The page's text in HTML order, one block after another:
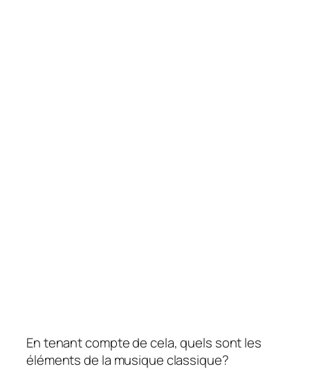
En tenant compte de cela, quels sont les
éléments de la musique classique?